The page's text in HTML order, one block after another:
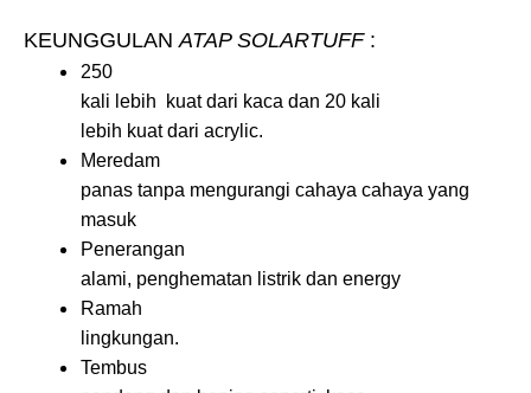
KEUNGGULANATAP SOLARTUFF:
250
kali lebih kuat dari kaca dan 20 kali
lebih kuat dari acrylic.
Meredam
panas tanpa mengurangi cahaya cahaya yang
masuk
Penerangan
alami, penghematan listrik dan energy
Ramah
lingkungan.
Tembus